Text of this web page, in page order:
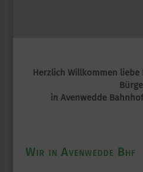
Herzlich Willkommen
in Avenwedde
Wir in Avenwedde Bhf